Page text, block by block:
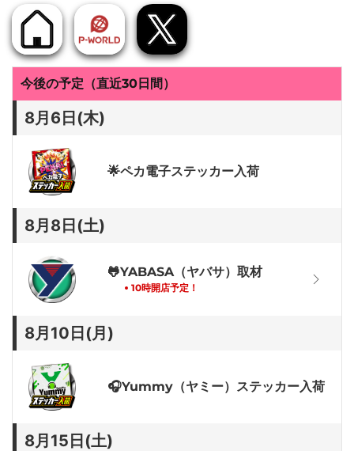
今後の予定（直近30日間）
8月6日(木)
🌟ペカ電子ステッカー入荷
8月8日(土)
🐸YABASA（ヤバサ）取材
10時開店予定！
8月10日(月)
🎧Yummy（ヤミー）ステッカー入荷
8月15日(土)